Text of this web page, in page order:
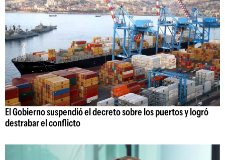
El Gobierno suspendió el decreto sobre los puertos y logró
destrabar el conflicto